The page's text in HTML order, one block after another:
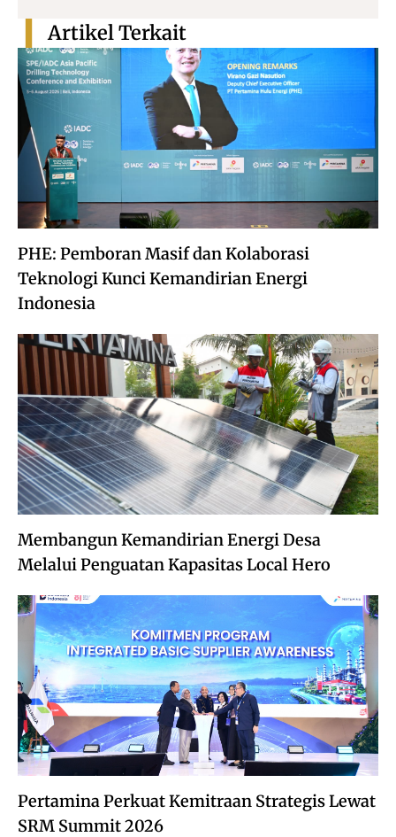
PHE: Pemboran Masif dan Kolaborasi
Teknologi Kunci Kemandirian Energi
Indonesia
Membangun Kemandirian Energi Desa
Melalui Penguatan Kapasitas Local Hero
Pertamina Perkuat Kemitraan Strategis Lewat
SRM Summit 2026
Artikel Terkait